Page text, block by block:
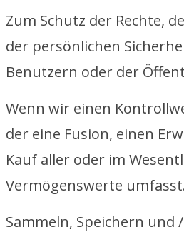
Zum Schutz der Rechte,
der persönlichen
Benutzern oder der
Wenn wir einen
der eine Fusion, einen
Kauf aller oder im
Vermögenswerte umfasst.
Sammeln, Speichern und